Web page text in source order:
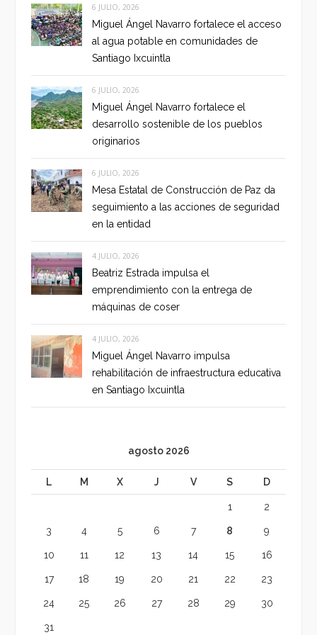
6 JULIO, 2026
Miguel Ángel Navarro fortalece el acceso
al agua potable en comunidades de
Santiago Ixcuintla
6 JULIO, 2026
Miguel Ángel Navarro fortalece el
desarrollo sostenible de los pueblos
originarios
6 JULIO, 2026
Mesa Estatal de Construcción de Paz da
seguimiento a las acciones de seguridad
en la entidad
4 JULIO, 2026
Beatriz Estrada impulsa el
emprendimiento con la entrega de
máquinas de coser
4 JULIO, 2026
Miguel Ángel Navarro impulsa
rehabilitación de infraestructura educativa
en Santiago Ixcuintla
agosto 2026
L M X J V S D
1 2
3 4 5 6 7 8 9
10 11 12 13 14 15 16
17 18 19 20 21 22 23
24 25 26 27 28 29 30
31